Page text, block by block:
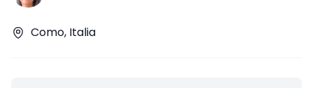
Como, Italia